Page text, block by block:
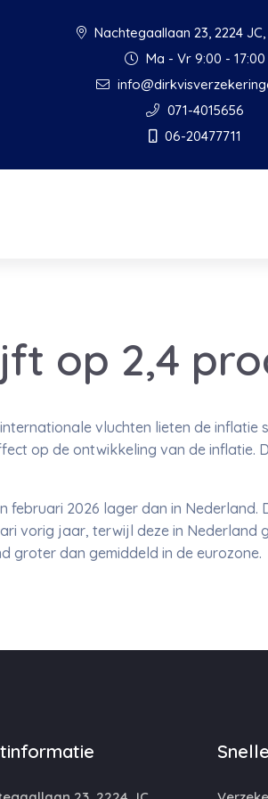
Nachtegaallaan 23, 2224
Ma - Vr 9:00 - 17:00
071-4015656
06-20477711
op 2,4
vluchten lieten de inflatie
op de ontwikkeling van de inflatie.
februari 2026 lager dan in Nederland.
vorig jaar, terwijl deze in Nederland
groter dan gemiddeld in de eurozone.